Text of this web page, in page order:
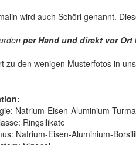
wird auch Schörl genannt.
per Hand und direkt vor Ort
zu den wenigen Musterfotos in
Natrium-Eisen-Aluminium-
Ringsilikate
Natrium-Eisen-Aluminium-